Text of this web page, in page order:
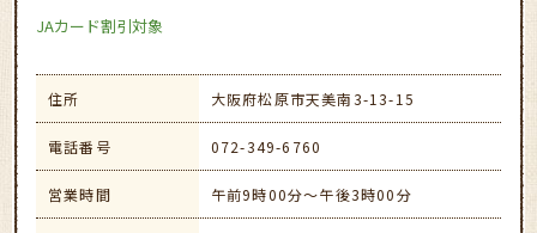
JAカード割引対象
住所 大阪府松原市天美南3-13-15
電話番号 072-349-6760
営業時間 午前9時00分～午後3時00分